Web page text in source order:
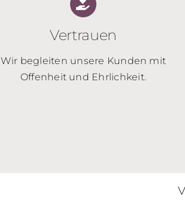
Vertrauen
Wir begleiten unsere Kunden mit
Offenheit und Ehrlichkeit.